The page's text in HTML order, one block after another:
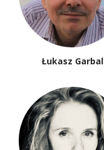
Łukasz Garbal